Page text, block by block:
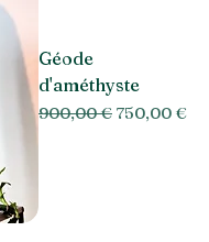
Géode
d'améthyste
Prix original
900,00 € Prix
750,00 €